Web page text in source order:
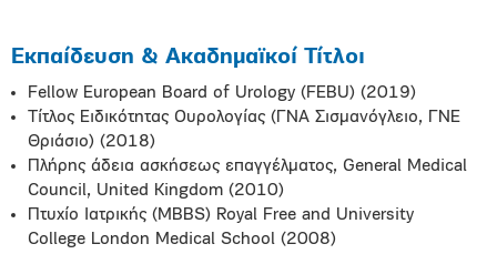
Εκπαίδευση & Ακαδημαϊκοί Τίτλοι
Fellow European Board of Urology (FEBU) (2019)
Τίτλος Ειδικότητας Ουρολογίας (ΓΝΑ Σισμανόγλειο, ΓΝΕ
Θριάσιο) (2018)
Πλήρης άδεια ασκήσεως επαγγέλματος, General Medical
Council, United Kingdom (2010)
Πτυχίο Ιατρικής (MBBS) Royal Free and University
College London Medical School (2008)